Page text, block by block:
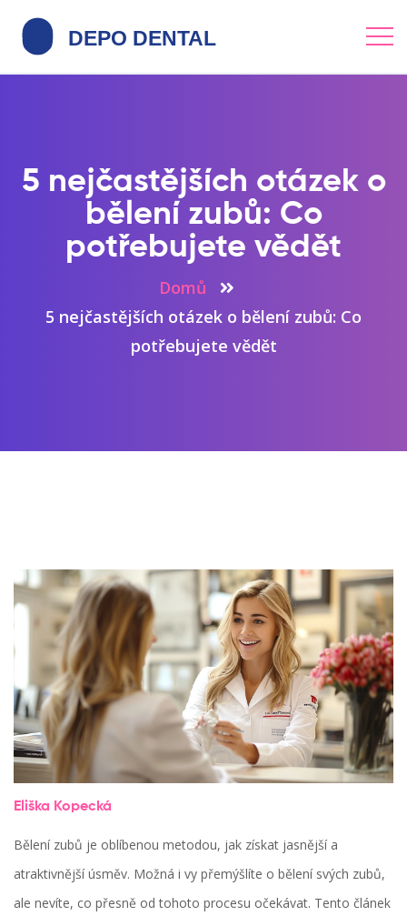
5 nejčastějších otázek o
bělení zubů: Co
potřebujete vědět
Domů
5 nejčastějších otázek o bělení zubů: Co
potřebujete vědět
Eliška Kopecká
Bělení zubů je oblíbenou metodou, jak získat jasnější a
atraktivnější úsměv. Možná i vy přemýšlíte o bělení svých zubů,
ale nevíte, co přesně od tohoto procesu očekávat. Tento článek